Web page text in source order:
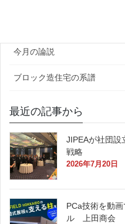
今月の論説
ブロック造住宅の系譜
最近の記事から
JIPEAが社団設
戦略
2026年7月20日
PCa技術を動
ル 上田商